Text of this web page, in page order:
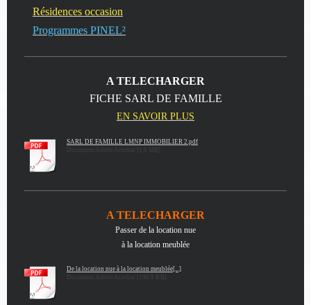
Résidences occasion
Programmes PINEL²
A TELECHARGER
FICHE SARL DE FAMILLE
EN SAVOIR PLUS
SARL DE FAMILLE LMNP IMMOBILIER 2.pdf
Document Adobe Acrobat [1.9 MB]
A TELECHARGER
Passer de la location nue
à la location meublée
De la location nue à la location meublée[...]
Document Adobe Acrobat [196.9 KB]